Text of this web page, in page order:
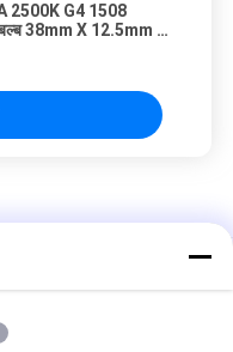
2500K G4 1508
बल्ब 38mm X 12.5mm X
बल्ब